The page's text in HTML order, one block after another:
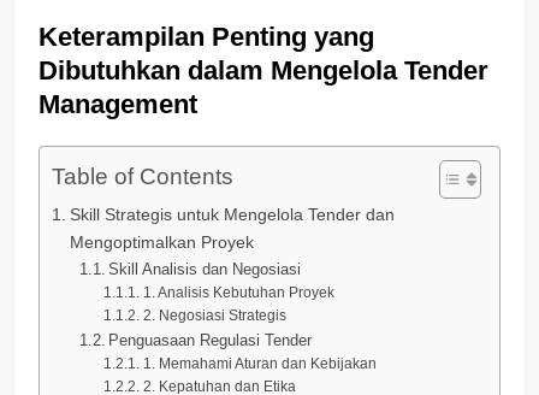
Keterampilan Penting yang
Dibutuhkan dalam Mengelola Tender
Management
Table of Contents
Skill Strategis untuk Mengelola Tender dan
Mengoptimalkan Proyek
Skill Analisis dan Negosiasi
1. Analisis Kebutuhan Proyek
2. Negosiasi Strategis
Penguasaan Regulasi Tender
1. Memahami Aturan dan Kebijakan
2. Kepatuhan dan Etika